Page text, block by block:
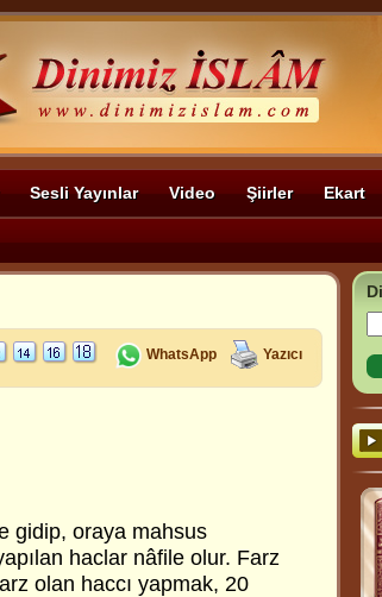
Sesli Yayınlar Video Şiirler Ekart
WhatsApp Yazıcı
gidip, oraya mahsus
haclar nâfile olur. Farz
olan haccı yapmak, 20